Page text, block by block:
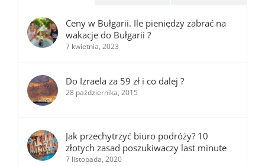
Ceny w Bułgarii. Ile pieniędzy zabrać na
wakacje do Bułgarii ?
7 kwietnia, 2023
Do Izraela za 59 zł i co dalej ?
28 października, 2015
Jak przechytrzyć biuro podróży? 10
złotych zasad poszukiwaczy last minute
7 listopada, 2020